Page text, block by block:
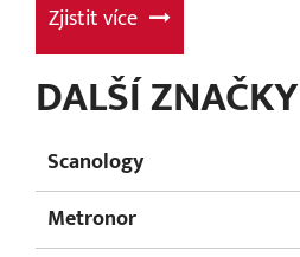
Zjistit více
DALŠÍ ZNAČKY
Scanology
Metronor